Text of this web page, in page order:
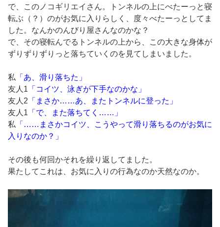
で、このノコギリエイさん。トンネルの上にべたーっと寝
転ぶ（？）のがお気に入りらしく、度々べたーっとしてま
した。なんかのんびり屋さんなのかな？
で、その寝転んでるトンネルの上から、この大きな身体が
ずりずりずりっと落ちていくのを見てしまいました。
私 「あ、滑り落ちた」
友人1 「コイツ、泳ぎが下手なのかな」
友人2 「まさか……あ、またトンネルに登った」
友人1 「で、また落ちてく……」
私 「……まさかコイツ、こうやって滑り落ちるのがお気に
入りなのか？」
その後も何回かそれを繰り返してました。
果たしてこれは、お気に入りの行為なのか天然なのか。